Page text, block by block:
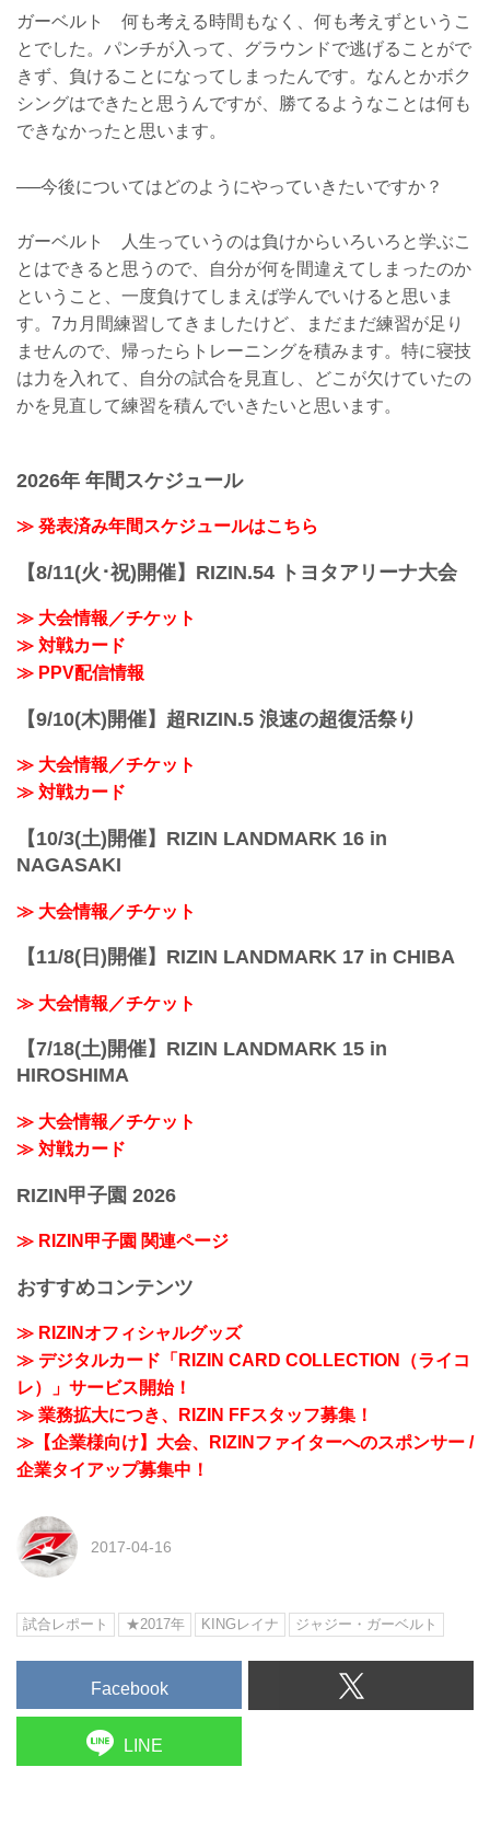
ガーベルト 何も考える時間もなく、何も考えずというこ
とでした。パンチが入って、グラウンドで逃げることがで
きず、負けることになってしまったんです。なんとかボク
シングはできたと思うんですが、勝てるようなことは何も
できなかったと思います。
──今後についてはどのようにやっていきたいですか？
ガーベルト 人生っていうのは負けからいろいろと学ぶこ
とはできると思うので、自分が何を間違えてしまったのか
ということ、一度負けてしまえば学んでいけると思いま
す。7カ月間練習してきましたけど、まだまだ練習が足り
ませんので、帰ったらトレーニングを積みます。特に寝技
は力を入れて、自分の試合を見直し、どこが欠けていたの
かを見直して練習を積んでいきたいと思います。
2026年 年間スケジュール
≫ 発表済み年間スケジュールはこちら
【8/11(火･祝)開催】RIZIN.54 トヨタアリーナ大会
≫ 大会情報／チケット
≫ 対戦カード
≫ PPV配信情報
【9/10(木)開催】超RIZIN.5 浪速の超復活祭り
≫ 大会情報／チケット
≫ 対戦カード
【10/3(土)開催】RIZIN LANDMARK 16 in
NAGASAKI
≫ 大会情報／チケット
【11/8(日)開催】RIZIN LANDMARK 17 in CHIBA
≫ 大会情報／チケット
【7/18(土)開催】RIZIN LANDMARK 15 in
HIROSHIMA
≫ 大会情報／チケット
≫ 対戦カード
RIZIN甲子園 2026
≫ RIZIN甲子園 関連ページ
おすすめコンテンツ
≫ RIZINオフィシャルグッズ
≫ デジタルカード「RIZIN CARD COLLECTION（ライコ
レ）」サービス開始！
≫ 業務拡大につき、RIZIN FFスタッフ募集！
≫【企業様向け】大会、RIZINファイターへのスポンサー /
企業タイアップ募集中！
2017-04-16
試合レポート ★2017年 KINGレイナ ジャジー・ガーベルト
Facebook
LINE